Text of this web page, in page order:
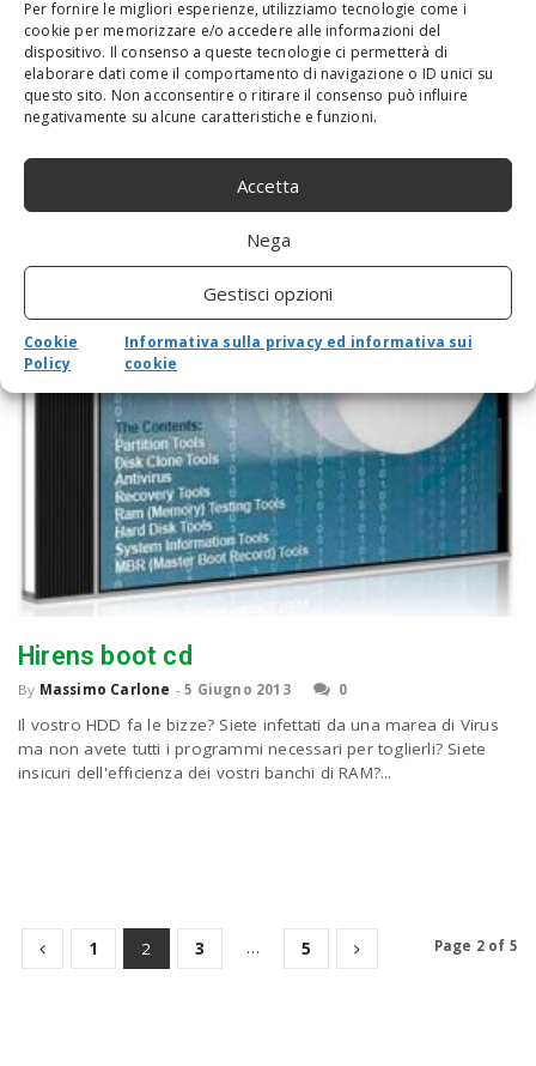
Per fornire le migliori esperienze, utilizziamo tecnologie come i
cookie per memorizzare e/o accedere alle informazioni del
dispositivo. Il consenso a queste tecnologie ci permetterà di
elaborare dati come il comportamento di navigazione o ID unici su
questo sito. Non acconsentire o ritirare il consenso può influire
negativamente su alcune caratteristiche e funzioni.
Accetta
Nega
Gestisci opzioni
Cookie
Policy
Informativa sulla privacy ed informativa sui
cookie
Hirens boot cd
By Massimo Carlone -5 Giugno 2013 0
Il vostro HDD fa le bizze? Siete infettati da una marea di Virus
ma non avete tutti i programmi necessari per toglierli? Siete
insicuri dell'efficienza dei vostri banchi di RAM?...
1 2 3 … 5 Page 2 of 5